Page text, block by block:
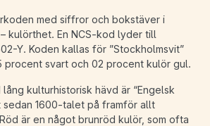
med siffror och bokstäver i
kulörthet. En NCS-kod lyder till
Y. Koden kallas för ”Stockholmsvit”
procent svart och 02 procent kulör gul.
lång kulturhistorisk hävd är “Engelsk
sedan 1600-talet på framför allt
är en något brunröd kulör, som ofta